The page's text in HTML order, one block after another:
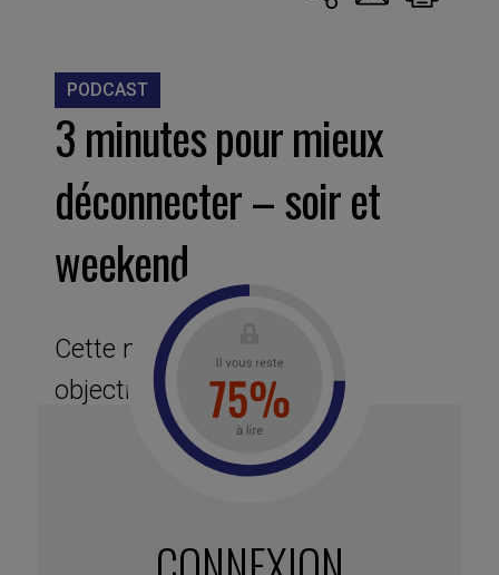
PODCAST
3 minutes pour mieux
déconnecter – soir et
weekend
Cette micro-session a pour
objectif de vous aider à
déconnecter plus rapidement en
fin de journée, en fin de semaine,
vous réduisant vos